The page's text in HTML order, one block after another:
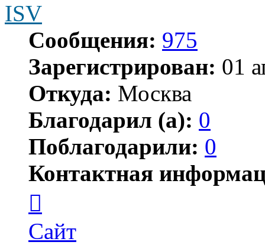
ISV
Сообщения: 975
Зарегистрирован: 01
Откуда: Москва
Благодарил (а): 0
Поблагодарили: 0
Контактная
пользователя
ISV
Сайт